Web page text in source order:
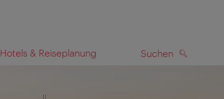
Hotels & Reiseplanung Suchen